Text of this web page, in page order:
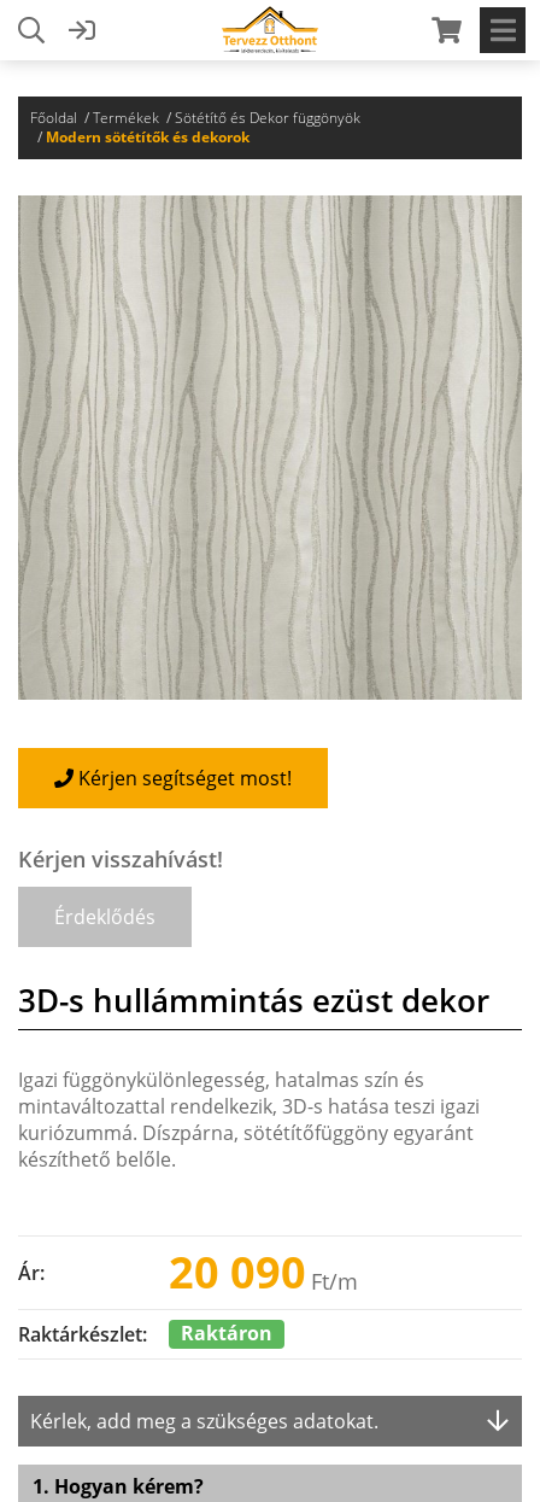
Főoldal Termékek
Sötétítő és Dekor függönyök
Modern sötétítők és dekorok
Kérjen segítséget most!
Kérjen visszahívást!
Érdeklődés
3D-s hullámmintás ezüst dekor
Igazi függönykülönlegesség, hatalmas szín és
mintaváltozattal rendelkezik, 3D-s hatása teszi igazi
kuriózummá. Díszpárna, sötétítőfüggöny egyaránt
készíthető belőle.
Ár: 20 090 Ft/m
Raktárkészlet: Raktáron
Kérlek, add meg a szükséges adatokat.
1. Hogyan kérem?